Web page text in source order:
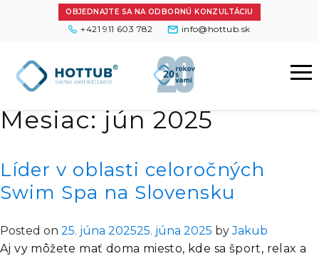
OBJEDNAJTE SA NA ODBORNÚ KONZULTÁCIU
+421 911 603 782 info@hottub.sk
Mesiac: jún 2025
Líder v oblasti celoročných
Swim Spa na Slovensku
Posted on 25. júna 202525. júna 2025 byJakub
Aj vy môžete mať doma miesto, kde sa šport, relax a